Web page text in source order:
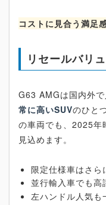
コストに見合う満足
リセールバリ
G63 AMGは国内外で
常に高いSUVのひと
の車両でも、2025年
見込めます。
限定仕様車はさら
並行輸入車でも高
左ハンドル人気